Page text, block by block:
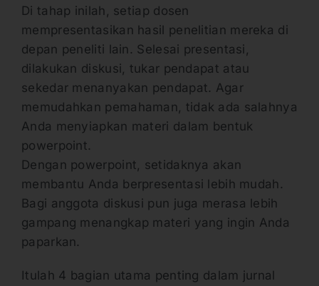
Di tahap inilah, setiap dosen
mempresentasikan hasil penelitian mereka di
depan peneliti lain. Selesai presentasi,
dilakukan diskusi, tukar pendapat atau
sekedar menanyakan pendapat. Agar
memudahkan pemahaman, tidak ada salahnya
Anda menyiapkan materi dalam bentuk
powerpoint.
Dengan powerpoint, setidaknya akan
membantu Anda berpresentasi lebih mudah.
Bagi anggota diskusi pun juga merasa lebih
gampang menangkap materi yang ingin Anda
paparkan.
Itulah 4 bagian utama penting dalam jurnal